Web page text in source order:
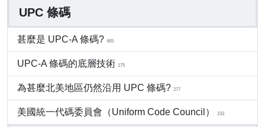
UPC 條碼
甚麼是 UPC-A 條碼? 465
UPC-A 條碼的底層技術 175
為甚麼北美地區仍然沿用 UPC 條碼? 277
美國統一代碼委員會（Uniform Code Council） 233